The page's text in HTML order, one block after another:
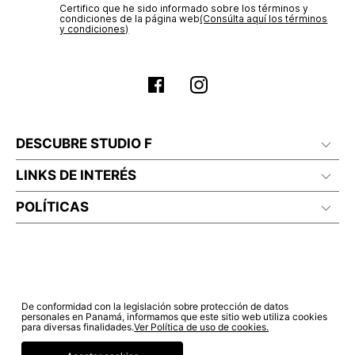
electrónico con la confirmación del mismo. Para revisar el
estado de tu compra puedes ingresar al menú de “Mi cuenta -
Certifico que he sido informado sobre los términos y
condiciones de la página web‎(Consúlta aquí los términos
y condiciones)
DESCUBRE STUDIO F
LINKS DE INTERÉS
POLÍTICAS
De conformidad con la legislación sobre protección de datos
personales en Panamá, informamos que este sitio web utiliza cookies
para diversas finalidades.Ver Política de uso de cookies.